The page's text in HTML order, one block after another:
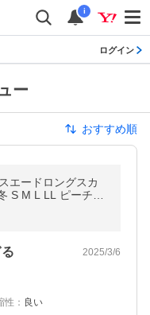
i
ログイン
ー
おすすめ順
エードロングスカ
S M L LL ピーチス
大人 上品 ≪ゆうメ
≫
2025/3/6
性 ： 良い